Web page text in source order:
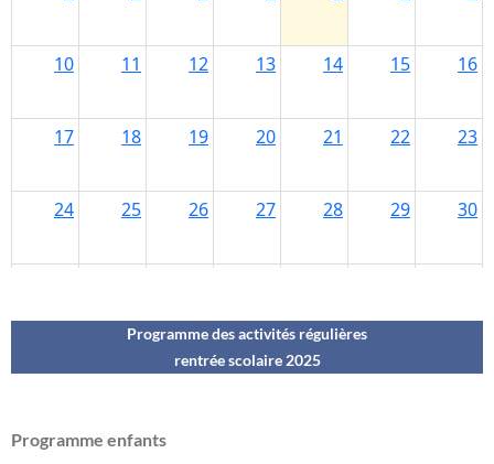
Programme des activités régulières
rentrée scolaire 2025
Programme enfants